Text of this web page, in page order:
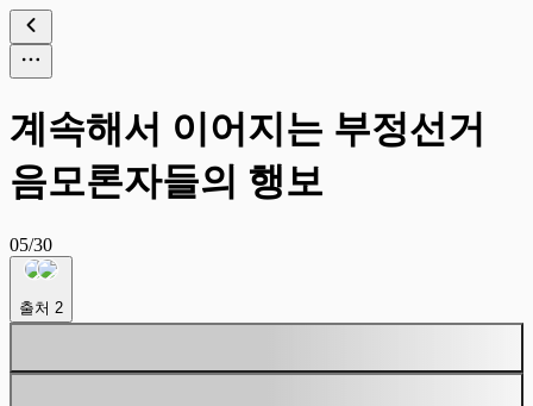
계속해서 이어지는 부정선거
음모론자들의 행보
05/30
출처 2